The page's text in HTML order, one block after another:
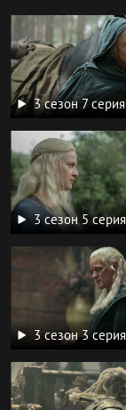
3 сезон 7 серия
3 сезон 5 серия
3 сезон 3 серия